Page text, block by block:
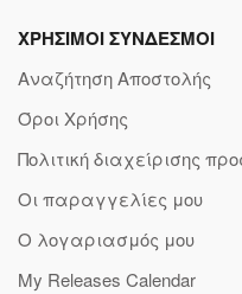
ΧΡΗΣΙΜΟΙ ΣΥΝΔΕΣΜΟΙ
Αναζήτηση Αποστολής
Όροι Χρήσης
Πολιτική διαχείρισης
Οι παραγγελίες μου
Ο λογαριασμός μου
My Releases Calendar